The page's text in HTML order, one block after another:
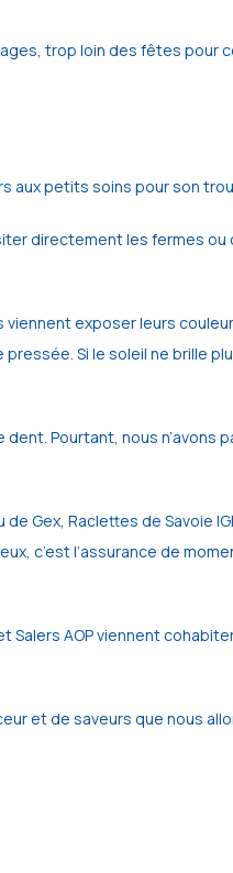
trop loin des fêtes pour
aux petits soins pour son
directement les fermes ou
exposer leurs
Si le soleil ne brille
Pourtant, nous n’avons
Gex, Raclettes de Savoie
c’est l’assurance de
AOP viennent
et de saveurs que nous